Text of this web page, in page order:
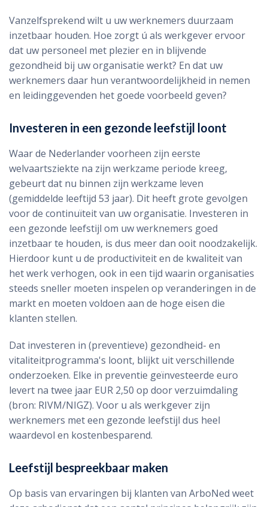
Vanzelfsprekend wilt u uw werknemers duurzaam
inzetbaar houden. Hoe zorgt ú als werkgever ervoor
dat uw personeel met plezier en in blijvende
gezondheid bij uw organisatie werkt? En dat uw
werknemers daar hun verantwoordelijkheid in nemen
en leidinggevenden het goede voorbeeld geven?
Investeren in een gezonde leefstijl loont
Waar de Nederlander voorheen zijn eerste
welvaartsziekte na zijn werkzame periode kreeg,
gebeurt dat nu binnen zijn werkzame leven
(gemiddelde leeftijd 53 jaar). Dit heeft grote gevolgen
voor de continuïteit van uw organisatie. Investeren in
een gezonde leefstijl om uw werknemers goed
inzetbaar te houden, is dus meer dan ooit noodzakelijk.
Hierdoor kunt u de productiviteit en de kwaliteit van
het werk verhogen, ook in een tijd waarin organisaties
steeds sneller moeten inspelen op veranderingen in de
markt en moeten voldoen aan de hoge eisen die
klanten stellen.
Dat investeren in (preventieve) gezondheid- en
vitaliteitprogramma's loont, blijkt uit verschillende
onderzoeken. Elke in preventie geïnvesteerde euro
levert na twee jaar EUR 2,50 op door verzuimdaling
(bron: RIVM/NIGZ). Voor u als werkgever zijn
werknemers met een gezonde leefstijl dus heel
waardevol en kostenbesparend.
Leefstijl bespreekbaar maken
Op basis van ervaringen bij klanten van ArboNed weet